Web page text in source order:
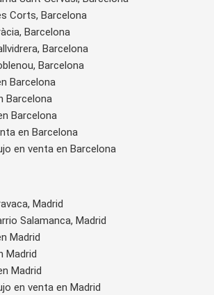
Corts, Barcelona
Barcelona
Barcelona
Barcelona
Barcelona
Barcelona
Barcelona
en Barcelona
en venta en Barcelona
Madrid
Salamanca, Madrid
Madrid
Madrid
Madrid
en venta en Madrid